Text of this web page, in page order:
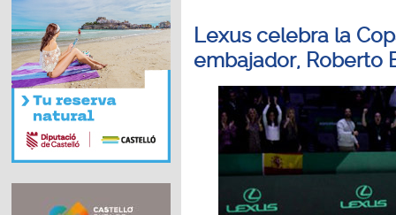
Lexus celebra la
embajador, Roberto